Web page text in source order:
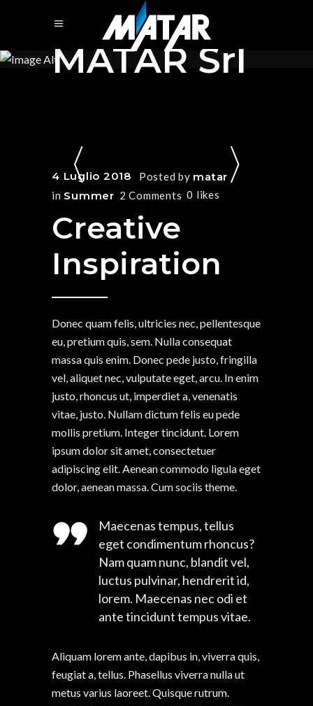
MATAR Srl
4 Luglio 2018 Posted by matar
in Summer 2 Comments 0 likes
Creative
Inspiration
Donec quam felis, ultricies nec, pellentesque
eu, pretium quis, sem. Nulla consequat
massa quis enim. Donec pede justo, fringilla
vel, aliquet nec, vulputate eget, arcu. In enim
justo, rhoncus ut, imperdiet a, venenatis
vitae, justo. Nullam dictum felis eu pede
mollis pretium. Integer tincidunt. Lorem
ipsum dolor sit amet, consectetuer
adipiscing elit. Aenean commodo ligula eget
dolor, aenean massa. Cum sociis theme.
Maecenas tempus, tellus
eget condimentum rhoncus?
Nam quam nunc, blandit vel,
luctus pulvinar, hendrerit id,
lorem. Maecenas nec odi et
ante tincidunt tempus vitae.
Aliquam lorem ante, dapibus in, viverra quis,
feugiat a, tellus. Phasellus viverra nulla ut
metus varius laoreet. Quisque rutrum.